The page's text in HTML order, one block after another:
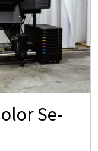
Se­